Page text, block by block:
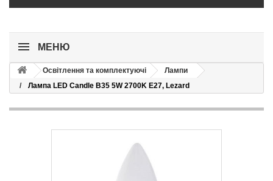
МЕНЮ
Освітлення та комплектуючі
Лампи
Лампа LED Candle B35 5W 2700K E27, Lezard